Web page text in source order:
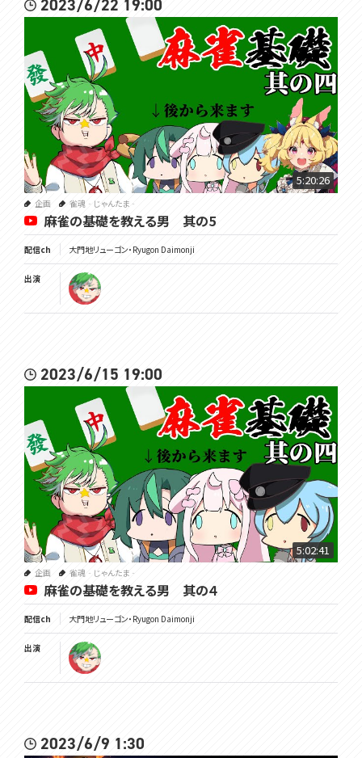
2023/6/22 19:00
5:20:26
企画 雀魂‐じゃんたま‐
麻雀の基礎を教える男 其の5
配信ch 大門地リューゴン・Ryugon Daimonji
出演
2023/6/15 19:00
5:02:41
企画 雀魂‐じゃんたま‐
麻雀の基礎を教える男 其の４
配信ch 大門地リューゴン・Ryugon Daimonji
出演
2023/6/9 1:30